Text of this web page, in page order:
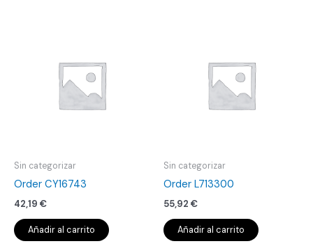
Sin categorizar
Order CY16743
42,19 €
Añadir al carrito
Sin categorizar
Order L713300
55,92 €
Añadir al carrito